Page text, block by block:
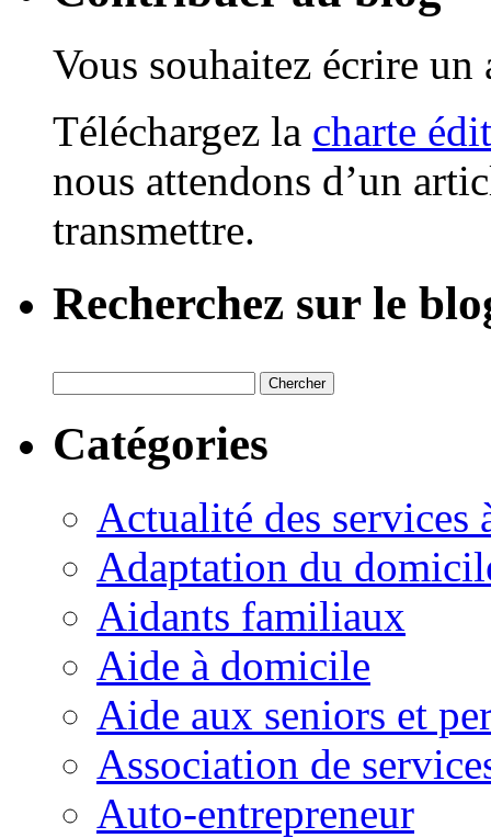
Vous souhaitez écrire
Téléchargez la charte
nous attendons d’un
transmettre.
Recherchez sur le
Catégories
Actualité des services
Adaptation du
Aidants familiaux
Aide à domicile
Aide aux seniors et
Association de
Auto-entrepreneur